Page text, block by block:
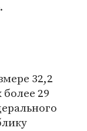
32,2
29